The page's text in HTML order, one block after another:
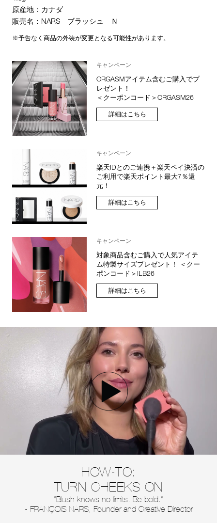
原産地：カナダ
販売名：NARS ブラッシュ Ｎ
※予告なく商品の外装が変更となる可能性があります。
キャンペーン
ORGASMアイテム含むご購入でプ
レゼント！
＜クーポンコード＞ORGASM26
詳細はこちら
キャンペーン
楽天IDとのご連携＋楽天ペイ決済の
ご利用で楽天ポイント最大7％還
元！
詳細はこちら
キャンペーン
対象商品含むご購入で人気アイテ
ム特製サイズプレゼント！ ＜クー
ポンコード＞ILB26
詳細はこちら
HOW-TO:
TURN CHEEKS ON
“Blush knows no limits. Be bold.”
- FRANÇOIS NARS, Founder and Creative Director